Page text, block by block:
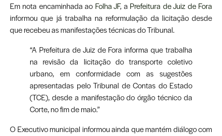
Em nota encaminhada ao Folha JF, a Prefeitura de Juiz de Fora
informou que já trabalha na reformulação da licitação desde
que recebeu as manifestações técnicas do Tribunal.
“A Prefeitura de Juiz de Fora informa que trabalha
na revisão da licitação do transporte coletivo
urbano, em conformidade com as sugestões
apresentadas pelo Tribunal de Contas do Estado
(TCE), desde a manifestação do órgão técnico da
Corte, no fim de maio.”
O Executivo municipal informou ainda que mantém diálogo com